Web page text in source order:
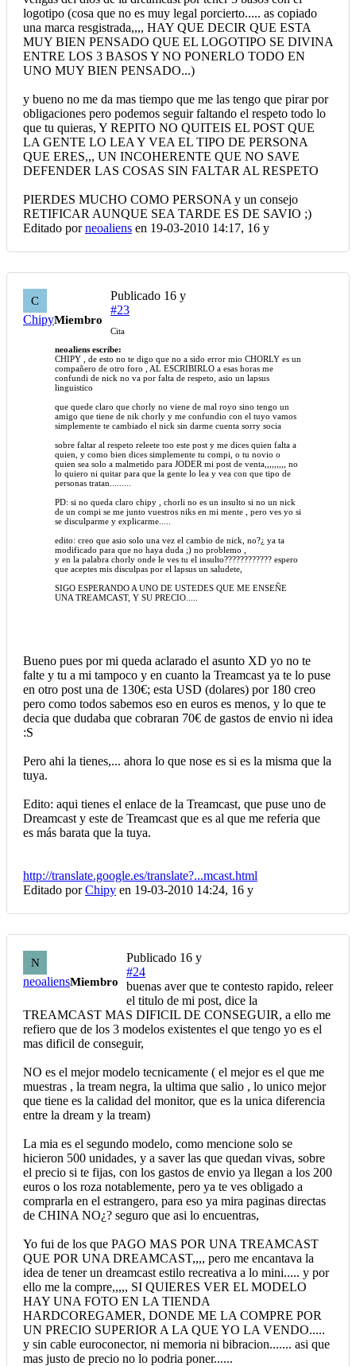
logotipo (cosa que no es muy legal porcierto..... as copiado
una marca resgistrada,,,, HAY QUE DECIR QUE ESTA
MUY BIEN PENSADO QUE EL LOGOTIPO SE DIVINA
ENTRE LOS 3 BASOS Y NO PONERLO TODO EN
UNO MUY BIEN PENSADO...)
y bueno no me da mas tiempo que me las tengo que pirar por
obligaciones pero podemos seguir faltando el respeto todo lo
que tu quieras, Y REPITO NO QUITEIS EL POST QUE
LA GENTE LO LEA Y VEA EL TIPO DE PERSONA
QUE ERES,,, UN INCOHERENTE QUE NO SAVE
DEFENDER LAS COSAS SIN FALTAR AL RESPETO
PIERDES MUCHO COMO PERSONA y un consejo
RETIFICAR AUNQUE SEA TARDE ES DE SAVIO ;)
Editado porneoaliens en 19-03-2010 14:17, 16 y
C
ChipyMiembro
Publicado 16 y
#23
Cita
neoaliens escribe:
CHIPY , de esto no te digo que no a sido error mio CHORLY es un
compañero de otro foro , AL ESCRIBIRLO a esas horas me
confundi de nick no va por falta de respeto, asio un lapsus
linguistico
que quede claro que chorly no viene de mal royo sino tengo un
amigo que tiene de nik chorly y me confundio con el tuyo vamos
simplemente te cambiado el nick sin darme cuenta sorry socia
sobre faltar al respeto releete too este post y me dices quien falta a
quien, y como bien dices simplemente tu compi, o tu novio o
quien sea solo a malmetido para JODER mi post de venta,,,,,,,,, no
lo quiero ni quitar para que la gente lo lea y vea con que tipo de
personas tratan.........
PD: si no queda claro chipy , chorli no es un insulto si no un nick
de un compi se me junto vuestros niks en mi mente , pero ves yo si
se disculparme y explicarme.....
edito: creo que asio solo una vez el cambio de nick, no?¿ ya ta
modificado para que no haya duda ;) no problemo ,
y en la palabra chorly onde le ves tu el insulto???????????? espero
que aceptes mis disculpas por el lapsus un saludete,
SIGO ESPERANDO A UNO DE USTEDES QUE ME ENSEÑE
UNA TREAMCAST, Y SU PRECIO.....
Bueno pues por mi queda aclarado el asunto XD yo no te
falte y tu a mi tampoco y en cuanto la Treamcast ya te lo puse
en otro post una de 130€; esta USD (dolares) por 180 creo
pero como todos sabemos eso en euros es menos, y lo que te
decia que dudaba que cobraran 70€ de gastos de envio ni idea
:S
Pero ahi la tienes,... ahora lo que nose es si es la misma que la
tuya.
Edito: aqui tienes el enlace de la Treamcast, que puse uno de
Dreamcast y este de Treamcast que es al que me referia que
es más barata que la tuya.
http://translate.google.es/translate?...mcast.html
Editado porChipy en 19-03-2010 14:24, 16 y
N
neoaliensMiembro
Publicado 16 y
#24
buenas aver que te contesto rapido, releer
el titulo de mi post, dice la
TREAMCAST MAS DIFICIL DE CONSEGUIR, a ello me
refiero que de los 3 modelos existentes el que tengo yo es el
mas dificil de conseguir,
NO es el mejor modelo tecnicamente ( el mejor es el que me
muestras , la tream negra, la ultima que salio , lo unico mejor
que tiene es la calidad del monitor, que es la unica diferencia
entre la dream y la tream)
La mia es el segundo modelo, como mencione solo se
hicieron 500 unidades, y a saver las que quedan vivas, sobre
el precio si te fijas, con los gastos de envio ya llegan a los 200
euros o los roza notablemente, pero ya te ves obligado a
comprarla en el estrangero, para eso ya mira paginas directas
de CHINA NO¿? seguro que asi lo encuentras,
Yo fui de los que PAGO MAS POR UNA TREAMCAST
QUE POR UNA DREAMCAST,,,, pero me encantava la
idea de tener un dreamcast estilo recreativa a lo mini..... y por
ello me la compre,,,,, SI QUIERES VER EL MODELO
HAY UNA FOTO EN LA TIENDA
HARDCOREGAMER, DONDE ME LA COMPRE POR
UN PRECIO SUPERIOR A LA QUE YO LA VENDO.....
y sin cable euroconector, ni memoria ni bibracion....... asi que
mas justo de precio no lo podria poner......